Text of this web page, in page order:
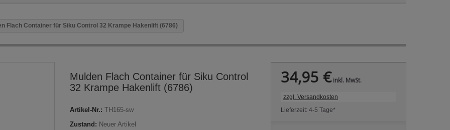
Flach Container für Siku Control 32 Krampe Hakenlift (6786)
Mulden Flach Container für Siku Control
32 Krampe Hakenlift (6786)
Artikel-Nr.: TH165-sw
Zustand: Neuer Artikel
34,95 €inkl. MwSt.
zzgl. Versandkosten
Lieferzeit: 4-5 Tage*